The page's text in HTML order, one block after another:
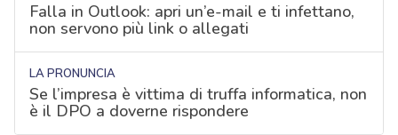
Falla in Outlook: apri un’e-mail e ti infettano,
non servono più link o allegati
LA PRONUNCIA
Se l’impresa è vittima di truffa informatica, non
è il DPO a doverne rispondere